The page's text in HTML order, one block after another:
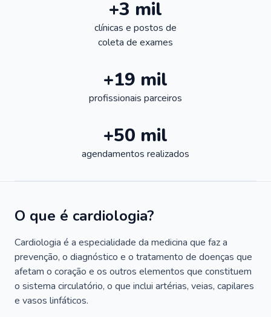
+3 mil
clínicas e postos de
coleta de exames
+19 mil
profissionais parceiros
+50 mil
agendamentos realizados
O que é cardiologia?
Cardiologia é a especialidade da medicina que faz a
prevenção, o diagnóstico e o tratamento de doenças que
afetam o coração e os outros elementos que constituem
o sistema circulatório, o que inclui artérias, veias, capilares
e vasos linfáticos.